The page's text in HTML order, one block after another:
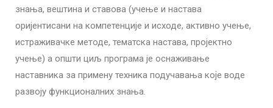
знања, вештина и ставова (учење и настава
оријентисани на компетенције и исходе, активно учење,
истраживачке методе, тематска настава, пројектно
учење) а општи циљ програма је оснаживање
наставника за примену техника подучавања које воде
развоју функционалних знања.